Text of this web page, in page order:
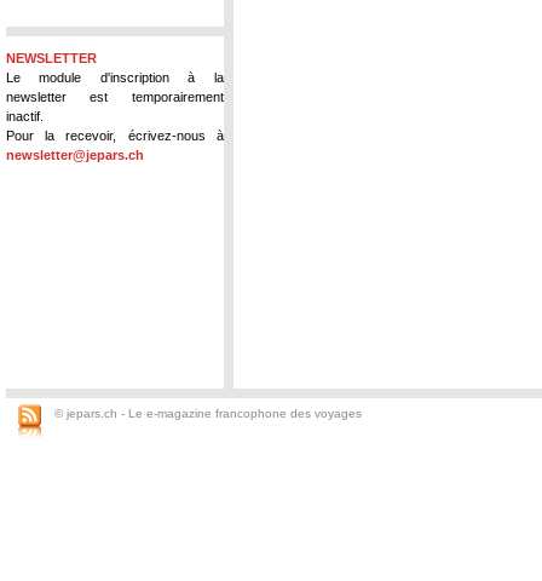
NEWSLETTER
Le module d'inscription à la
newsletter est temporairement
inactif.
Pour la recevoir, écrivez-nous à
newsletter@jepars.ch
© jepars.ch - Le e-magazine francophone des voyages